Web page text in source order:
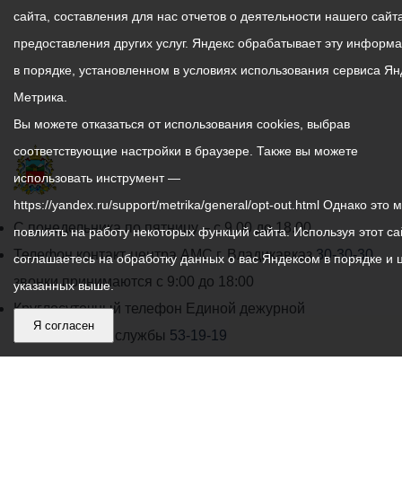
График
работы
администрации
местного
самоуправления
города
С понедельника по пятницу – с 9.00 до 18.00
Телефон контакт-центра АМС г. Владикавказ30-30-30
звонки принимаются с 9:00 до 18:00
Круглосуточный телефон Единой дежурной
диспетчерской службы 53-19-19
сайта, составления для нас отчетов о деятельности нашего
предоставления других услуг. Яндекс обрабатывает эту
в порядке, установленном в условиях использования сервиса
Метрика.
Вы можете отказаться от использования cookies, выбрав
соответствующие настройки в браузере. Также вы можете
использовать инструмент —
https://yandex.ru/support/metrika/general/opt-out.html Однако это
повлиять на работу некоторых функций сайта. Используя этот
соглашаетесь на обработку данных о вас Яндексом в порядке и
указанных выше.
Я согласен